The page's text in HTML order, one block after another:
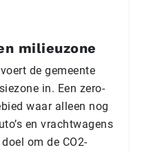
milieuzone
de gemeente
in. Een zero-
waar alleen nog
en vrachtwagens
om de CO2-